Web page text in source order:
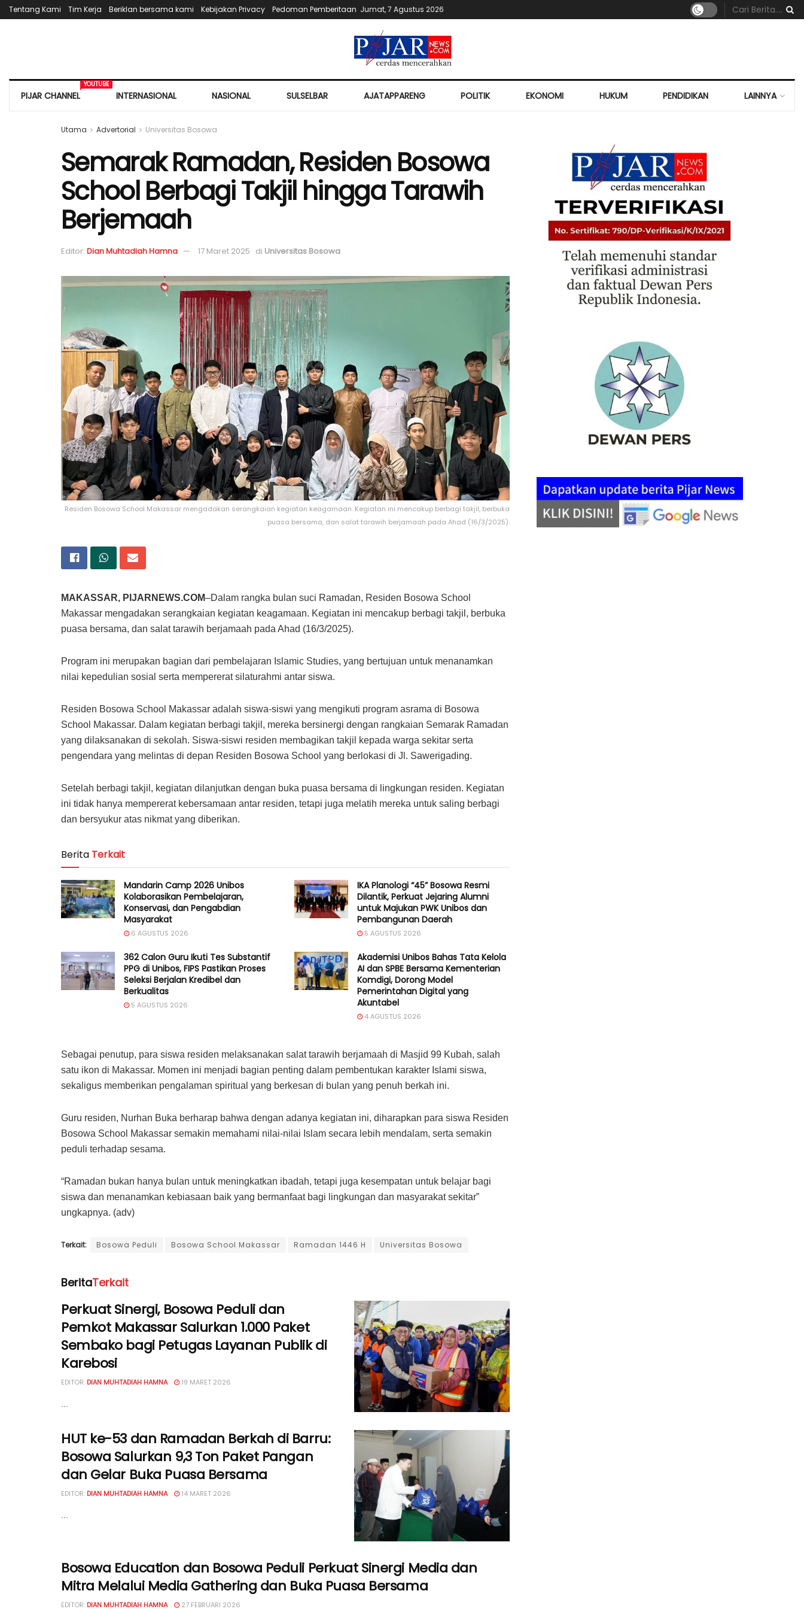
Tentang Kami Tim Kerja Beriklan bersama kami Kebijakan Privacy Pedoman Pemberitaan Jumat, 7 Agustus 2026
PIJAR CHANNEL
YOUTUBE
INTERNASIONAL NASIONAL SULSELBAR AJATAPPARENG POLITIK EKONOMI HUKUM PENDIDIKAN LAINNYA
Utama Advertorial Universitas Bosowa
Semarak Ramadan, Residen Bosowa
School Berbagi Takjil hingga Tarawih
Berjemaah
Editor: Dian Muhtadiah Hamna 17 Maret 2025 di Universitas Bosowa
Residen Bosowa School Makassar mengadakan serangkaian kegiatan keagamaan. Kegiatan ini mencakup berbagi takjil, berbuka
puasa bersama, dan salat tarawih berjamaah pada Ahad (16/3/2025).
MAKASSAR, PIJARNEWS.COM–Dalam rangka bulan suci Ramadan, Residen Bosowa School
Makassar mengadakan serangkaian kegiatan keagamaan. Kegiatan ini mencakup berbagi takjil, berbuka
puasa bersama, dan salat tarawih berjamaah pada Ahad (16/3/2025).
Program ini merupakan bagian dari pembelajaran Islamic Studies, yang bertujuan untuk menanamkan
nilai kepedulian sosial serta mempererat silaturahmi antar siswa.
Residen Bosowa School Makassar adalah siswa-siswi yang mengikuti program asrama di Bosowa
School Makassar. Dalam kegiatan berbagi takjil, mereka bersinergi dengan rangkaian Semarak Ramadan
yang dilaksanakan di sekolah. Siswa-siswi residen membagikan takjil kepada warga sekitar serta
pengendara yang melintas di depan Residen Bosowa School yang berlokasi di Jl. Sawerigading.
Setelah berbagi takjil, kegiatan dilanjutkan dengan buka puasa bersama di lingkungan residen. Kegiatan
ini tidak hanya mempererat kebersamaan antar residen, tetapi juga melatih mereka untuk saling berbagi
dan bersyukur atas nikmat yang diberikan.
Berita Terkait
Mandarin Camp 2026 Unibos
Kolaborasikan Pembelajaran,
Konservasi, dan Pengabdian
Masyarakat
6 AGUSTUS 2026
IKA Planologi “45” Bosowa Resmi
Dilantik, Perkuat Jejaring Alumni
untuk Majukan PWK Unibos dan
Pembangunan Daerah
5 AGUSTUS 2026
362 Calon Guru Ikuti Tes Substantif
PPG di Unibos, FIPS Pastikan Proses
Seleksi Berjalan Kredibel dan
Berkualitas
5 AGUSTUS 2026
Akademisi Unibos Bahas Tata Kelola
AI dan SPBE Bersama Kementerian
Komdigi, Dorong Model
Pemerintahan Digital yang
Akuntabel
4 AGUSTUS 2026
Sebagai penutup, para siswa residen melaksanakan salat tarawih berjamaah di Masjid 99 Kubah, salah
satu ikon di Makassar. Momen ini menjadi bagian penting dalam pembentukan karakter Islami siswa,
sekaligus memberikan pengalaman spiritual yang berkesan di bulan yang penuh berkah ini.
Guru residen, Nurhan Buka berharap bahwa dengan adanya kegiatan ini, diharapkan para siswa Residen
Bosowa School Makassar semakin memahami nilai-nilai Islam secara lebih mendalam, serta semakin
peduli terhadap sesama.
“Ramadan bukan hanya bulan untuk meningkatkan ibadah, tetapi juga kesempatan untuk belajar bagi
siswa dan menanamkan kebiasaan baik yang bermanfaat bagi lingkungan dan masyarakat sekitar”
ungkapnya. (adv)
Terkait: Bosowa Peduli Bosowa School Makassar Ramadan 1446 H Universitas Bosowa
BeritaTerkait
Perkuat Sinergi, Bosowa Peduli dan
Pemkot Makassar Salurkan 1.000 Paket
Sembako bagi Petugas Layanan Publik di
Karebosi
EDITOR: DIAN MUHTADIAH HAMNA 19 MARET 2026
HUT ke-53 dan Ramadan Berkah di Barru:
Bosowa Salurkan 9,3 Ton Paket Pangan
dan Gelar Buka Puasa Bersama
EDITOR: DIAN MUHTADIAH HAMNA 14 MARET 2026
Bosowa Education dan Bosowa Peduli Perkuat Sinergi Media dan
Mitra Melalui Media Gathering dan Buka Puasa Bersama
EDITOR: DIAN MUHTADIAH HAMNA 27 FEBRUARI 2026